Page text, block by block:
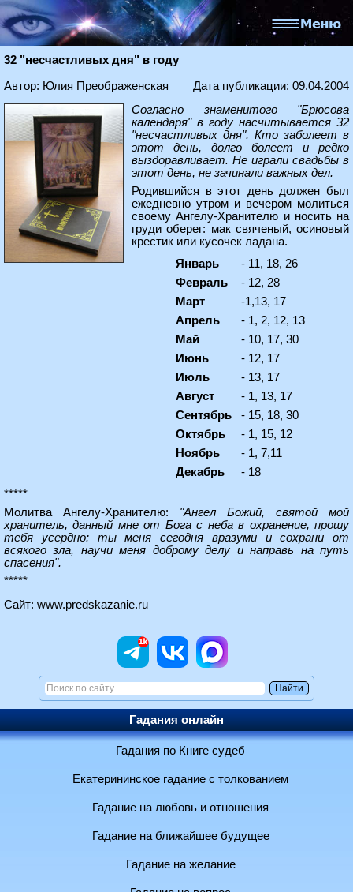
32 "несчастливых дня" в году
Автор: Юлия Преображенская
Дата публикации: 09.04.2004
Согласно знаменитого "Брюсова
календаря" в году насчитывается 32
"несчастливых дня". Кто заболеет в
этот день, долго болеет и редко
выздоравливает. Не играли свадьбы в
этот день, не зачинали важных дел.
Родившийся в этот день должен был
ежедневно утром и вечером молиться
своему Ангелу-Хранителю и носить на
груди оберег: мак свяченый, осиновый
крестик или кусочек ладана.
Январь
- 11, 18, 26
Февраль
- 12, 28
Март
-1,13, 17
Апрель
- 1, 2, 12, 13
Май
- 10, 17, 30
Июнь
- 12, 17
Июль
- 13, 17
Август
- 1, 13, 17
Сентябрь
- 15, 18, 30
Октябрь
- 1, 15, 12
Ноябрь
- 1, 7,11
Декабрь
- 18
*****
Молитва Ангелу-Хранителю: "Ангел Божий, святой мой
хранитель, данный мне от Бога с неба в охранение, прошу
тебя усердно: ты меня сегодня вразуми и сохрани от
всякого зла, научи меня доброму делу и направь на путь
спасения".
*****
Сайт: www.predskazanie.ru
Гадания онлайн
Гадания по Книге судеб
Екатерининское гадание с толкованием
Гадание на любовь и отношения
Гадание на ближайшее будущее
Гадание на желание